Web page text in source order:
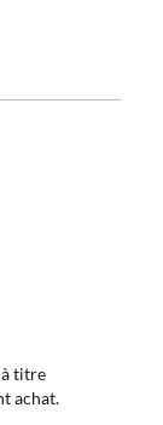
à titre
achat.